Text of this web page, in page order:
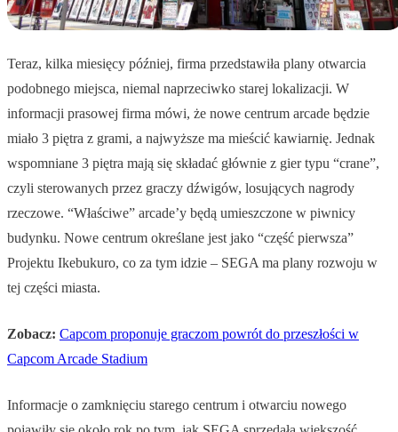
Teraz, kilka miesięcy później, firma przedstawiła plany otwarcia
podobnego miejsca, niemal naprzeciwko starej lokalizacji. W
informacji prasowej firma mówi, że nowe centrum arcade będzie
miało 3 piętra z grami, a najwyższe ma mieścić kawiarnię. Jednak
wspomniane 3 piętra mają się składać głównie z gier typu “crane”,
czyli sterowanych przez graczy dźwigów, losujących nagrody
rzeczowe. “Właściwe” arcade’y będą umieszczone w piwnicy
budynku. Nowe centrum określane jest jako “część pierwsza”
Projektu Ikebukuro, co za tym idzie – SEGA ma plany rozwoju w
tej części miasta.
Zobacz: Capcom proponuje graczom powrót do przeszłości w
Capcom Arcade Stadium
Informacje o zamknięciu starego centrum i otwarciu nowego